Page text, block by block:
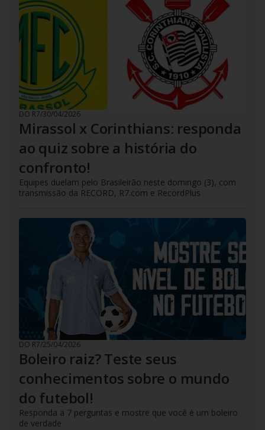
DO R7/30/04/2026
Mirassol x Corinthians: responda
ao quiz sobre a história do
confronto!
Equipes duelam pelo Brasileirão neste domingo (3), com
transmissão da RECORD, R7.com e RecordPlus
DO R7/25/04/2026
Boleiro raiz? Teste seus
conhecimentos sobre o mundo
do futebol!
Responda a 7 perguntas e mostre que você é um boleiro
de verdade